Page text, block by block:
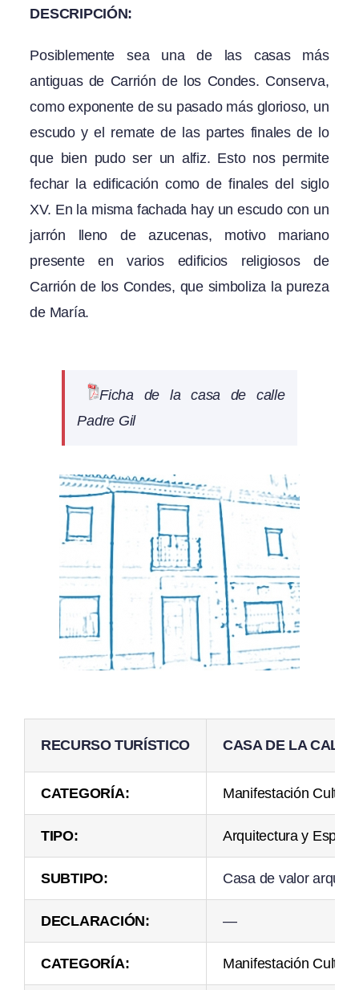
DESCRIPCIÓN:
Posiblemente sea una de las casas más
antiguas de Carrión de los Condes. Conserva,
como exponente de su pasado más glorioso, un
escudo y el remate de las partes finales de lo
que bien pudo ser un alfiz. Esto nos permite
fechar la edificación como de finales del siglo
XV. En la misma fachada hay un escudo con un
jarrón lleno de azucenas, motivo mariano
presente en varios edificios religiosos de
Carrión de los Condes, que simboliza la pureza
de María.
Ficha de la casa de calle
Padre Gil
RECURSO TURÍSTICO CASA DE LA
CATEGORÍA: Manifestación
TIPO: Arquitectura y
SUBTIPO: Casa de valor
DECLARACIÓN: —
CATEGORÍA: Manifestación